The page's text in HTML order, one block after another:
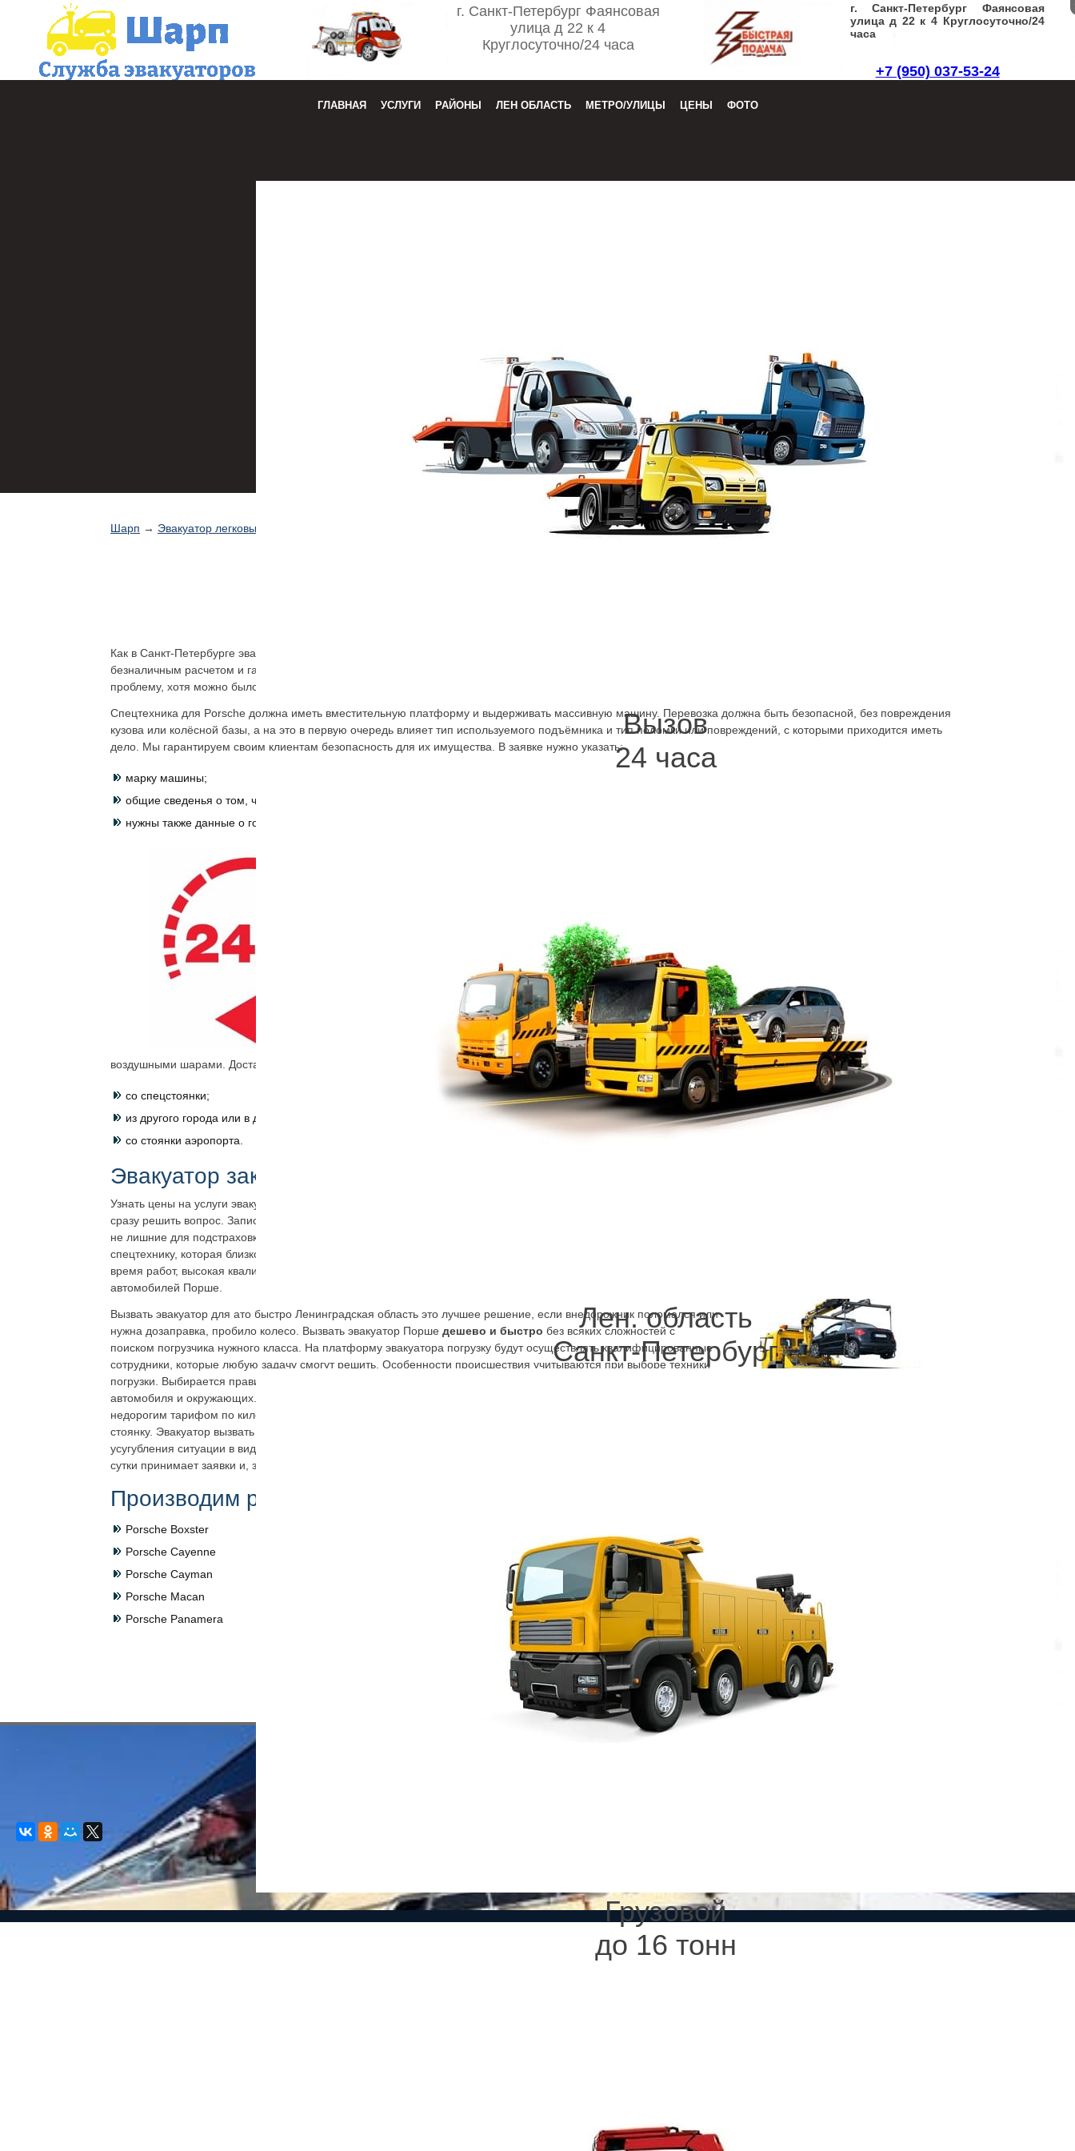
г. Санкт-Петербург Фаянсовая
улица д 22 к 4
Круглосуточно/24 часа
г. Санкт-Петербург Фаянсовая
улица д 22 к 4 Круглосуточно/24
часа
+7 (950) 037-53-24
ГЛАВНАЯ УСЛУГИ РАЙОНЫ ЛЕН ОБЛАСТЬ МЕТРО/УЛИЦЫ ЦЕНЫ ФОТО
Вызов
24 часа
Лен. область
Санкт-Петербург
Грузовой
до 16 тонн
Шарп → Эвакуатор легковые авто
Как в Санкт-Петербурге эвакуировать Explorer или Transit? Вызвать погрузчик нужного класса можно по телефону. Оплата производится наличным и
безналичным расчетом и гарантируется быстрое прибытие к месту нахождения автомобиля, быстрое выполнение транспортировки. За час можно решить
проблему, хотя можно было бы потратить на это весь день.
Спецтехника для Porsсhe должна иметь вместительную платформу и выдерживать массивную машину. Перевозка должна быть безопасной, без повреждения
кузова или колёсной базы, а на это в первую очередь влияет тип используемого подъёмника и тип поломки или повреждений, с которыми приходится иметь
дело. Мы гарантируем своим клиентам безопасность для их имущества. В заявке нужно указать:
марку машины;
общие сведенья о том, что произошло – авария, поломка, ДТП, какие именно «симптомы» мешают использованию автомобиля для самостоятельной езды;
нужны также данные о госномере, телефон для обратной связи.
Уровень надёжности высокий. Это автомобиль нового уровня, для дальних поездок и ежедневных. Но может
проколоться колесо, закончится бензин и даже такой автомобиль может застрять на просёлочной дороге в
грунте колесом. Что бы ни произошло, если заказатьэвакуатор
его туда, где он сможет быть отремонтирован или оставлен на длительную стоянку. Массивный кузов,
значительный вес не станут причиной затягивания с вопросом принудительной транспортировки.
Круглосуточно можно вызвать эвакуатор, быстро решить возникшую проблему. Эвакуатор Порше
круглосуточно, недорого можно заказать для перевозки нового автомобиля, с подарочной лентой или
воздушными шарами. Доставка осуществляется по городу и области. Доступен сервис вывоза авто:
со спецстоянки;
из другого города или в другой город;
со стоянки аэропорта.
Эвакуатор заказать для Порше
Узнать цены на услуги эвакуатора в Санкт-Петербурге и Ленинградской области можно заранее, чтобы в случае непредвиденных происшествий можно было
сразу решить вопрос. Записать телефоны круглосуточных эвакуаторов , сохранить в мобильном устройстве реквизиты лучше всего, ведь в дороге такие данные
не лишние для подстраховки и гарантий. Семь дней в неделю легко дозвониться в службу эвакуаторов Porsсhe, круглосуточных, с дешевыми тарифами, найти
спецтехнику, которая близко к месту происшествия и сможет оперативно подъехать. Правильная, аккуратная перевозка, гарантия сохранности имущества на
время работ, высокая квалификация сотрудников это удобный сервис эвакуаторов – круглосуточных недорогих, с отличным уровнем предоставления услуг для
автомобилей Порше.
Вызвать эвакуатор для ато быстро Ленинградская область это лучшее решение, если внедорожник поломался или
нужна дозаправка, пробило колесо. Вызвать эвакуатор Порше дешево и быстро без всяких сложностей с
поиском погрузчика нужного класса. На платформу эвакуатора погрузку будут осуществлять квалифицированные
сотрудники, которые любую задачу смогут решить. Особенности происшествия учитываются при выборе техники
погрузки. Выбирается правильно дистанция, траектория, подпорки, чтобы погрузка была безопасной для
автомобиля и окружающих. Вызвать эвакуатор Porsсhe дешево по телефону, через мобильное приложение – с
недорогим тарифом по километражу организовать вывоз в автосервис, на дозаправку, шиномонтаж, нужную
стоянку. Эвакуатор вызвать в Ленинградской области это то, что нужно для гарантии быстрого решения возникшей проблемы. Любая авария это вероятность
усугубления ситуации в виде более существенного повреждения систем автомобиля из-за длительных попыток завестись, продолжит движение.
сутки принимает заявки и, заказав круглосуточный эвакуатор Porsсhe в СПб, можно в любой момент времени получить необходимую техническую помощь.
Производим работы в Санкт-Петербурге и Ленинградской области
Porsсhe Boxster
Porsсhe Cayenne
Porsсhe Cayman
Porsсhe Macan
Porsсhe Panamera
.